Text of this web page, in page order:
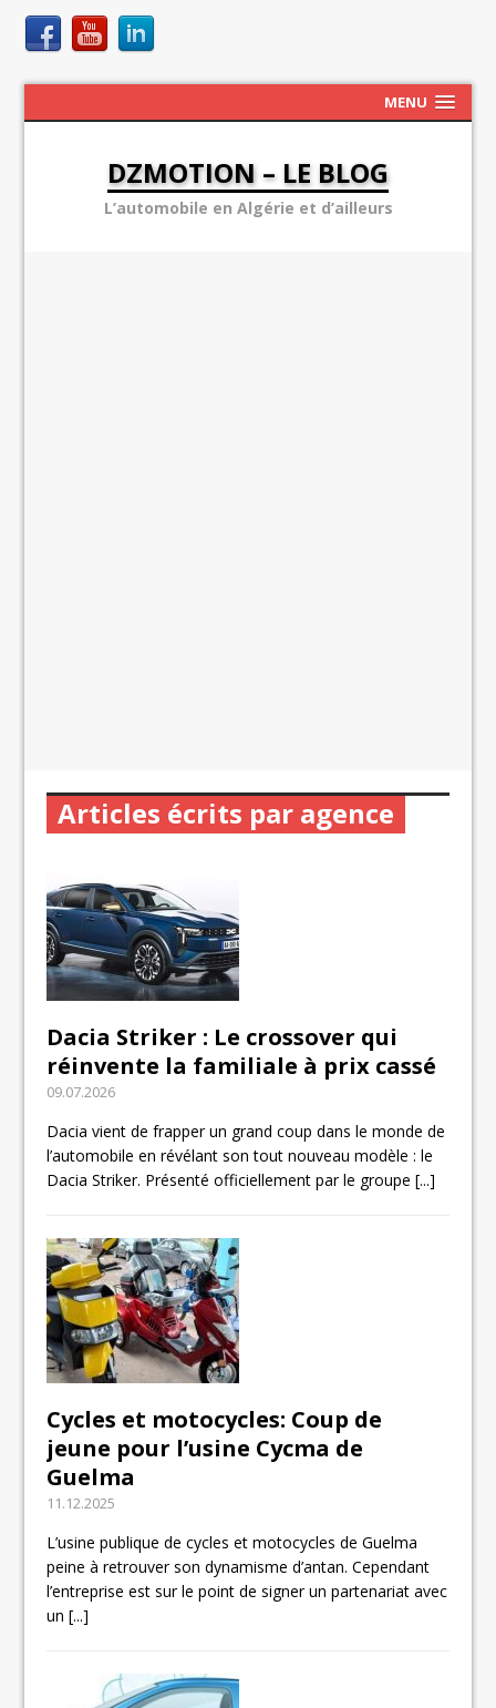
MENU
DZMOTION – LE BLOG
L’automobile en Algérie et d’ailleurs
Articles écrits par agence
Dacia Striker : Le crossover qui
réinvente la familiale à prix cassé
09.07.2026
Dacia vient de frapper un grand coup dans le monde de
l’automobile en révélant son tout nouveau modèle : le
Dacia Striker. Présenté officiellement par le groupe[...]
Cycles et motocycles: Coup de
jeune pour l’usine Cycma de
Guelma
11.12.2025
L’usine publique de cycles et motocycles de Guelma
peine à retrouver son dynamisme d’antan. Cependant
l’entreprise est sur le point de signer un partenariat avec
un[...]